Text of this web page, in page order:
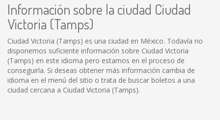
Información sobre la ciudad Ciudad
Victoria (Tamps)
Ciudad Victoria (Tamps) es una ciudad en México. Todavía no
disponemos suficiente información sobre Ciudad Victoria
(Tamps) en este idioma pero estamos en el proceso de
conseguirla. Si deseas obtener más información cambia de
idioma en el menú del sitio o trata de buscar boletos a una
ciudad cercana a Ciudad Victoria (Tamps).